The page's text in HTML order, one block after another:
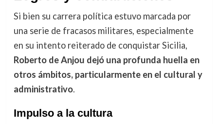
Si bien su carrera política estuvo marcada por
una serie de fracasos militares, especialmente
en su intento reiterado de conquistar Sicilia,
Roberto de Anjou dejó una profunda huella en
otros ámbitos, particularmente en el cultural y
administrativo.
Impulso a la cultura